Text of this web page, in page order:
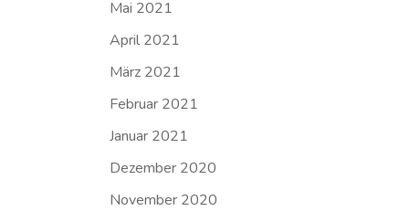
Mai 2021
April 2021
März 2021
Februar 2021
Januar 2021
Dezember 2020
November 2020